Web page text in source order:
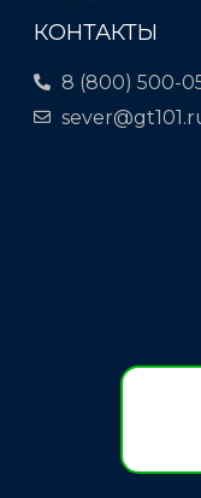
КОНТАКТЫ
8 (800) 500-